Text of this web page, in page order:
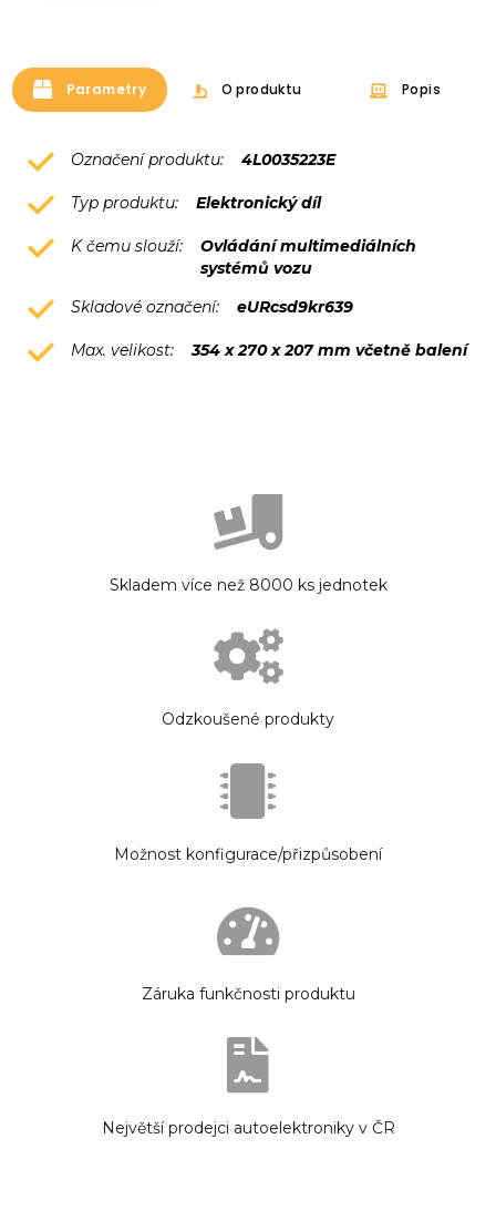
Parametry O produktu Popis
Označení produktu: 4L0035223E
Typ produktu: Elektronický díl
K čemu slouží:
Ovládání multimediálních
systémů vozu
Skladové označení:
eURcsd9kr639
Max. velikost: 354 x 270 x 207 mm včetně balení
Skladem více než 8000 ks jednotek
Odzkoušené produkty
Možnost konfigurace/přizpůsobení
Záruka funkčnosti produktu
Největší prodejci autoelektroniky v ČR